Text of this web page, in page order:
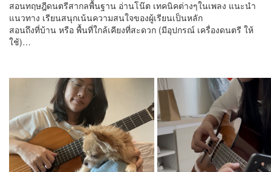
สอนทฤษฎีดนตรีสากลพื้นฐาน อ่านโน๊ต เทคนิคต่างๆในเพลง แนะนำ
แนวทาง เรียนสนุกเน้นความสนใจของผู้เรียนเป็นหลัก
สอนถึงที่บ้าน หรือ พื้นที่ใกล้เคียงที่สะดวก (มีอุปกรณ์ เครื่องดนตรี ให้
ใช้)…